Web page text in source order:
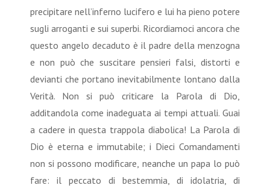
precipitare nell’inferno lucifero e lui ha pieno potere
sugli arroganti e sui superbi. Ricordiamoci ancora che
questo angelo decaduto è il padre della menzogna
e non può che suscitare pensieri falsi, distorti e
devianti che portano inevitabilmente lontano dalla
Verità. Non si può criticare la Parola di Dio,
additandola come inadeguata ai tempi attuali. Guai
a cadere in questa trappola diabolica! La Parola di
Dio è eterna e immutabile; i Dieci Comandamenti
non si possono modificare, neanche un papa lo può
fare: il peccato di bestemmia, di idolatria, di